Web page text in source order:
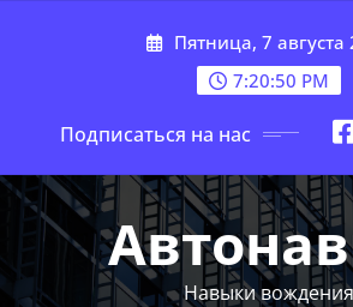
Пятница, 7 августа
7:20:51 PM
Подписаться на нас
Навыки вождения